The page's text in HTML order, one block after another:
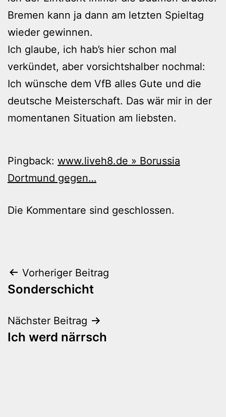
Bremen kann ja dann am letzten Spieltag
wieder gewinnen.
Ich glaube, ich hab’s hier schon mal
verkündet, aber vorsichtshalber nochmal:
Ich wünsche dem VfB alles Gute und die
deutsche Meisterschaft. Das wär mir in der
momentanen Situation am liebsten.
Pingback: www.liveh8.de » Borussia
Dortmund gegen…
Die Kommentare sind geschlossen.
Beitragsnavigation
Vorheriger Beitrag
Sonderschicht
Nächster Beitrag
Ich werd närrsch